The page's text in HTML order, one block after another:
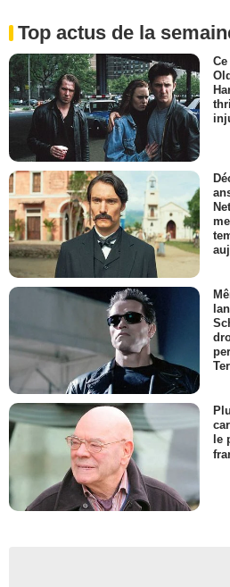
Top actus de la
le